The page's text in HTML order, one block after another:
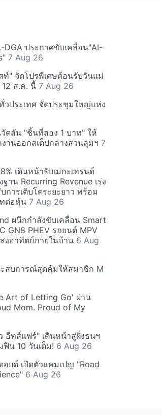
ประกาศขับเคลื่อน"AI-
7 Aug 26
" จัดโปรพิเศษต้อนรับวันแม่
12 ส.ค. นี้ 7 Aug 26
วประเทศ จัดประชุมใหญ่แห่ง
ตสัน "ชิ้นที่สอง 1 บาท" ให้
านออกสเต็ปกลางสวนลุมฯ 7
เดินหน้ารับเมกะเทรนด์
าน Recurring Revenue เร่ง
การเติบโตระยะยาว พร้อม
ทต่อหุ้น 7 Aug 26
ผนึกกำลังขับเคลื่อน Smart
GN8 PHEV รถยนต์ MPV
งอาทิตย์ภายในบ้าน 6 Aug
ะสบการณ์สุดคุ้มให้สมาชิก M
Art of Letting Go' ผ่าน
Mom. Proud of My
อีทส์แฟร์" เดินหน้าสู่ฝั่งธนฯ
ฟิน 10 วันเต็ม! 6 Aug 26
อยด์ เปิดตัวแคมเปญ "Road
6 Aug 26